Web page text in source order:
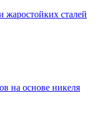
сталей
на основе никеля